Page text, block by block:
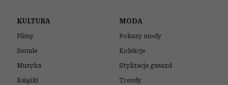
KULTURA
Filmy
Seriale
Muzyka
Książki
MODA
Pokazy mody
Kolekcje
Stylizacje gwiazd
Trendy